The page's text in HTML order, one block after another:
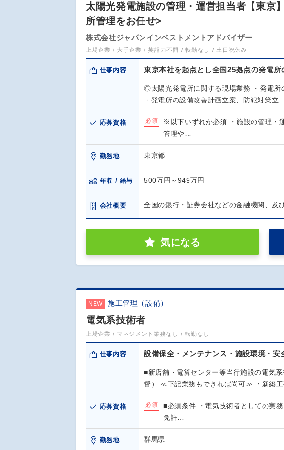
太陽光発電施設の管理・運営担当者【東京
所管理をお任せ>
株式会社ジャパンインベストメントアドバイザー
上場企業 大手企業 英語力不問 転勤なし 土日祝休み
仕事内容 東京本社を起点とし全国25拠点の発電所
◎太陽光発電所に関する現場業務 ・発電所
・発電所の設備改善計画立案、防犯対策立…
応募資格 必須
※以下いずれか必須 ・施設の管理・
管理や…
勤務地 東京都
年収 / 給与 500万円～949万円
会社概要 全国の銀行・証券会社などの金融機関、
気になる
NEW 施工管理（設備）
電気系技術者
上場企業 マネジメント業務なし 転勤なし
仕事内容 設備保全・メンテナンス・施設環境・安
■新店舗・電算センター等当行施設の電気
督） ≪下記業務もできれば尚可≫ ・新築工
応募資格 必須
■必須条件 ・電気技術者としての実
免許…
勤務地 群馬県